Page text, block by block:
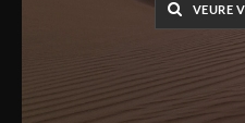
VEURE